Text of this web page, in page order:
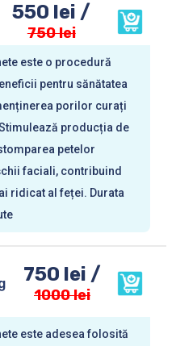
550 lei /
750 lei
este o procedură
pentru sănătatea
porilor curați
producția de
petelor
faciali, contribuind
ridicat al feței. Durata
750 lei /
1000 lei
este adesea folosită